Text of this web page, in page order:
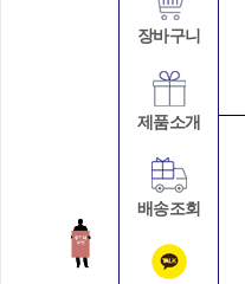
장바구니
제품소개
배송조회